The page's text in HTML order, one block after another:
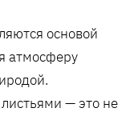
основой
атмосферу
— это не